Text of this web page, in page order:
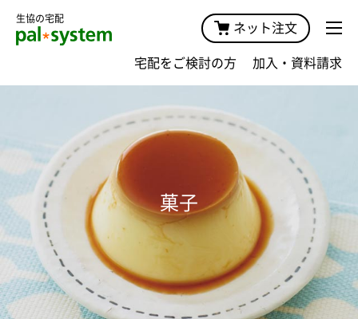
生協の宅配
ネット注文
宅配をご検討の方 加入・資料請求
菓子